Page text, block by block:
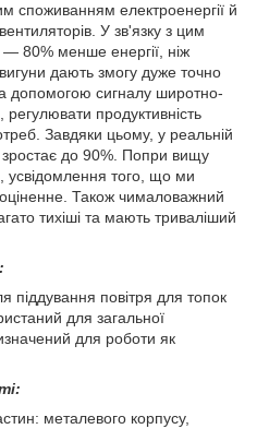
споживанням електроенергії й
У зв'язку з цим
80% менше енергії, ніж
дають змогу дуже точно
допомогою сигналу широтно-
регулювати продуктивність
Завдяки цьому, у реальній
зростає до 90%. Попри вищу
усвідомлення того, що ми
Також чималоважний
тихіші та мають триваліший
піддування повітря для топок
для загальної
для роботи як
металевого корпусу,